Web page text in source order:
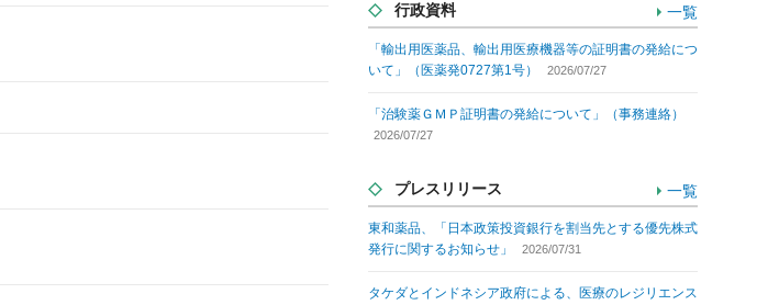
行政資料 一覧
「輸出用医薬品、輸出用医療機器等の証明書の発給につ
いて」（医薬発0727第1号）
2026/07/27
「治験薬ＧＭＰ証明書の発給について」（事務連絡）
2026/07/27
プレスリリース 一覧
東和薬品、「日本政策投資銀行を割当先とする優先株式
発行に関するお知らせ」
2026/07/31
タケダとインドネシア政府による、医療のレジリエンス